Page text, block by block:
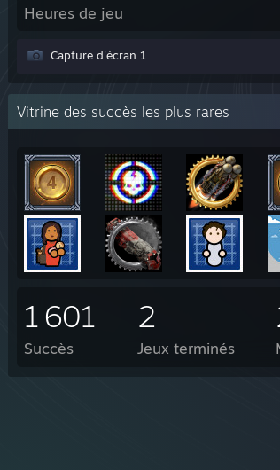
Heures de jeu
Capture d'écran 1
Vitrine des succès les plus rares
1 601
Succès
2
Jeux terminés